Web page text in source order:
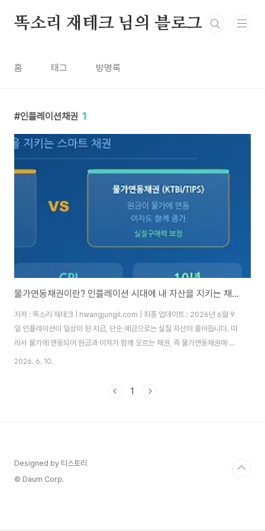
똑소리 재테크 님의 블로그
홈 태그 방명록
인플레이션채권 1
물가연동채권이란? 인플레이션 시대에 내 자산을 지키는 채권 투자 완전 정복
저자 : 똑소리 재테크 | hwangjungil.com | 최종 업데이트 : 2026년 6월 9
일 인플레이션이 일상이 된 지금, 단순 예금으로는 실질 자산이 줄어듭니다. 따
라서 물가에 연동되어 원금과 이자가 함께 오르는 채권, 즉 물가연동채권에 주
목해야 합니다.몇 년 전 저는 예금 금리가 2%대일 때 은행에 5,000만 원을 넣
이자가 붙어 있었지만, 실제로는 마이너스 수익률이었습니다. 그때 처음으로
2026. 6. 10.
1
Designed by 티스토리
© Daum Corp.